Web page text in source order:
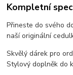
Kompletní
Přineste do svého
naší originální
Skvělý dárek pro
Stylový doplněk do